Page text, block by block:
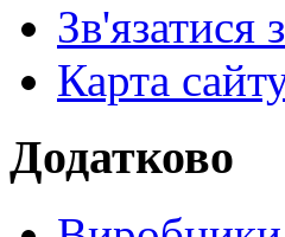
Зв'язатися
Карта
Додатково